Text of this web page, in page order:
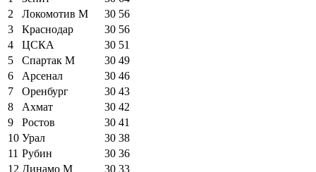
2
Локомотив М 30 56
3
Краснодар 30 56
4
ЦСКА 30 51
5
Спартак М 30 49
6
Арсенал 30 46
7
Оренбург 30 43
8
Ахмат 30 42
9
Ростов 30 41
10 Урал 30 38
11 Рубин 30 36
12 Динамо М 30 33